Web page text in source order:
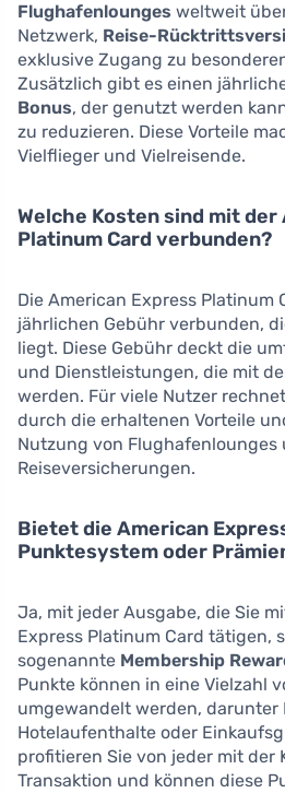
Flughafenlounges weltweit
Netzwerk, Reise-
exklusive Zugang zu
Zusätzlich gibt es einen
Bonus, der genutzt werden
zu reduzieren. Diese Vorteile
Vielflieger und Vielreisende.
Welche Kosten sind mit der
Platinum Card verbunden?
Die American Express Platinum
jährlichen Gebühr verbunden,
liegt. Diese Gebühr deckt die
und Dienstleistungen, die mit
werden. Für viele Nutzer
durch die erhaltenen Vorteile
Nutzung von Flughafenlounges
Reiseversicherungen.
Bietet die American
Punktesystem oder
Ja, mit jeder Ausgabe, die Sie
Express Platinum Card tätigen,
sogenannte Membership
Punkte können in eine Vielzahl
umgewandelt werden, darunter
Hotelaufenthalte oder
profitieren Sie von jeder mit der
Transaktion und können diese